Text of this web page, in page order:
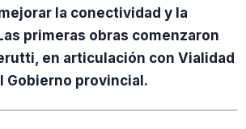
la conectividad y la
primeras obras comenzaron
en articulación con Vialidad
Gobierno provincial.